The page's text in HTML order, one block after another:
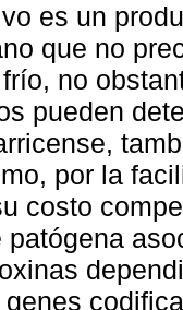
es un
que no
no
pueden
por la
costo
patógena